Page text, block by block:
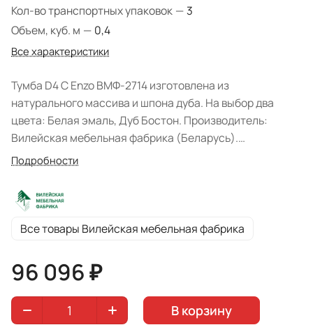
Кол-во транспортных упаковок — 3
Объем, куб. м — 0,4
Все характеристики
Тумба D4 C Enzo ВМФ-2714 изготовлена из
натурального массива и шпона дуба. На выбор два
цвета: Белая эмаль, Дуб Бостон. Производитель:
Вилейская мебельная фабрика (Беларусь).
Поставляется в разобранном виде. Экологичные и
службы изделия. Тумба станет стильным дополнением
к вашему интерьеру гостиной. Система хранения
представлена четырьмя стеклянными дверцами, а
минималистичном дизайне и подходит для
обустройства современных квартир. Изделие подходит
для размещения широкоэкранного телевизора, а
ящики - для хранения аппаратуры, проводов и прочих
Подробности
Все товары Вилейская мебельная фабрика
96 096 ₽
В корзину